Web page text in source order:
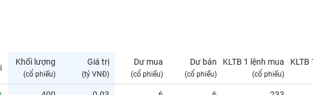
Khối lượng
(cổ phiếu)
Giá trị
(tỷ VNĐ)
Dư mua
(cổ phiếu)
Dư bán
(cổ phiếu)
KLTB 1 lệnh mua
(cổ phiếu)
KLTB